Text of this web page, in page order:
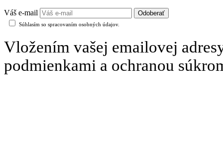
Váš e-mail
Súhlasím so spracovaním osobných údajov.
Vložením vašej emailovej
podmienkami a ochranou